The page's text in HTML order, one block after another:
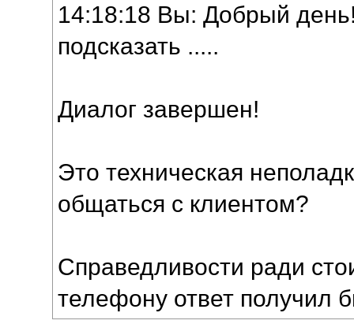
14:18:18 Вы: Добрый
подсказать .....
Диалог завершен!
Это техническая
общаться с клиентом?
Справедливости ради
телефону ответ получил